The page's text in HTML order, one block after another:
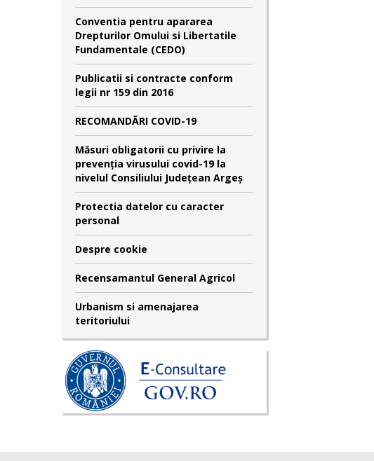
Conventia pentru apararea
Drepturilor Omului si Libertatile
Fundamentale (CEDO)
Publicatii si contracte conform
legii nr 159 din 2016
RECOMANDĂRI COVID-19
Măsuri obligatorii cu privire la
prevenția virusului covid-19 la
nivelul Consiliului Județean Argeș
Protectia datelor cu caracter
personal
Despre cookie
Recensamantul General Agricol
Urbanism si amenajarea
teritoriului